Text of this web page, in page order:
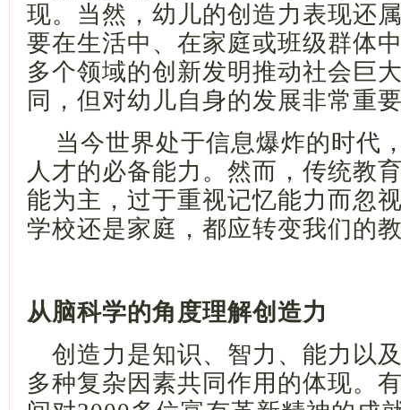
现。当然，幼儿的创造力表现还
要在生活中、在家庭或班级群体
多个领域的创新发明推动社会巨
同，但对幼儿自身的发展非常重
当今世界处于信息爆炸的时代
人才的必备能力。然而，传统教
能为主，过于重视记忆能力而忽
学校还是家庭，都应转变我们的
从脑科学的角度理解创造力
创造力是知识、智力、能力以
多种复杂因素共同作用的体现。